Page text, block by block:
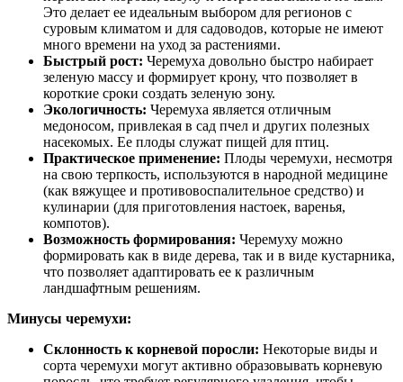
Это делает ее идеальным выбором для регионов с
суровым климатом и для садоводов, которые не имеют
много времени на уход за растениями.
Быстрый рост: Черемуха довольно быстро набирает
зеленую массу и формирует крону, что позволяет в
короткие сроки создать зеленую зону.
Экологичность: Черемуха является отличным
медоносом, привлекая в сад пчел и других полезных
насекомых. Ее плоды служат пищей для птиц.
Практическое применение: Плоды черемухи, несмотря
на свою терпкость, используются в народной медицине
(как вяжущее и противовоспалительное средство) и
кулинарии (для приготовления настоек, варенья,
компотов).
Возможность формирования: Черемуху можно
формировать как в виде дерева, так и в виде кустарника,
что позволяет адаптировать ее к различным
ландшафтным решениям.
Минусы черемухи:
Склонность к корневой поросли: Некоторые виды и
сорта черемухи могут активно образовывать корневую